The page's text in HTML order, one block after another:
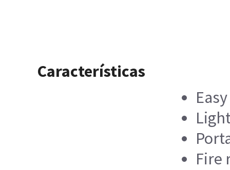
Características
Fire